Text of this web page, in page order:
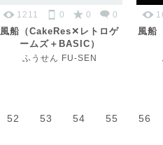
1211 0 0 0
風船（CakeRes✕レトロゲ
ームズ＋BASIC）
ふうせん FU-SEN
風船
52 53 54 55 56